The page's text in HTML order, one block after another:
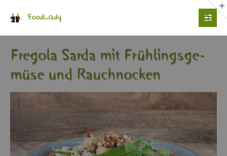
Passwort
Anmelden
Fre­go­la Sarda mit Früh­lings­ge­
mü­se und Rauch­no­cken